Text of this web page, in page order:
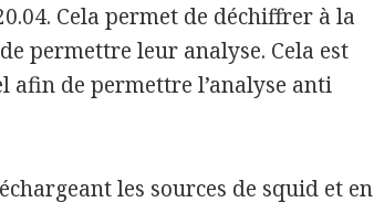
Cela permet de déchiffrer à la
permettre leur analyse. Cela est
afin de permettre l’analyse anti
les sources de squid et en